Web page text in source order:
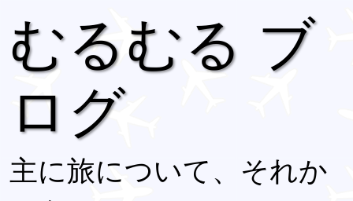
むるむる ブ
ログ
主に旅について、それか